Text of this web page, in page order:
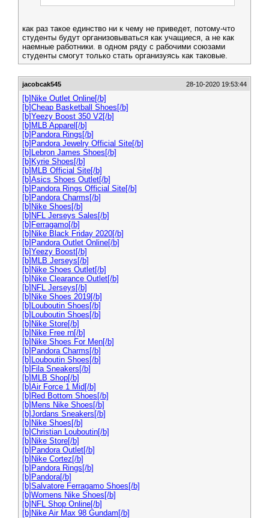
как раз такое единство ни к чему не приведет, потому-что
студенты будут организовываться как учащиеся, а не как
наемные работники. в одном ряду с рабочими союзами
студенты смогут только стать организуясь как таковые.
jacobcak545 28-10-2020 19:53:44
[b]Nike Outlet Online[/b]
[b]Cheap Basketball Shoes[/b]
[b]Yeezy Boost 350 V2[/b]
[b]MLB Apparel[/b]
[b]Pandora Rings[/b]
[b]Pandora Jewelry Official Site[/b]
[b]Lebron James Shoes[/b]
[b]Kyrie Shoes[/b]
[b]MLB Official Site[/b]
[b]Asics Shoes Outlet[/b]
[b]Pandora Rings Official Site[/b]
[b]Pandora Charms[/b]
[b]Nike Shoes[/b]
[b]NFL Jerseys Sales[/b]
[b]Ferragamo[/b]
[b]Nike Black Friday 2020[/b]
[b]Pandora Outlet Online[/b]
[b]Yeezy Boost[/b]
[b]MLB Jerseys[/b]
[b]Nike Shoes Outlet[/b]
[b]Nike Clearance Outlet[/b]
[b]NFL Jerseys[/b]
[b]Nike Shoes 2019[/b]
[b]Louboutin Shoes[/b]
[b]Louboutin Shoes[/b]
[b]Nike Store[/b]
[b]Nike Free rn[/b]
[b]Nike Shoes For Men[/b]
[b]Pandora Charms[/b]
[b]Louboutin Shoes[/b]
[b]Fila Sneakers[/b]
[b]MLB Shop[/b]
[b]Air Force 1 Mid[/b]
[b]Red Bottom Shoes[/b]
[b]Mens Nike Shoes[/b]
[b]Jordans Sneakers[/b]
[b]Nike Shoes[/b]
[b]Christian Louboutin[/b]
[b]Nike Store[/b]
[b]Pandora Outlet[/b]
[b]Nike Cortez[/b]
[b]Pandora Rings[/b]
[b]Pandora[/b]
[b]Salvatore Ferragamo Shoes[/b]
[b]Womens Nike Shoes[/b]
[b]NFL Shop Online[/b]
[b]Nike Air Max 98 Gundam[/b]